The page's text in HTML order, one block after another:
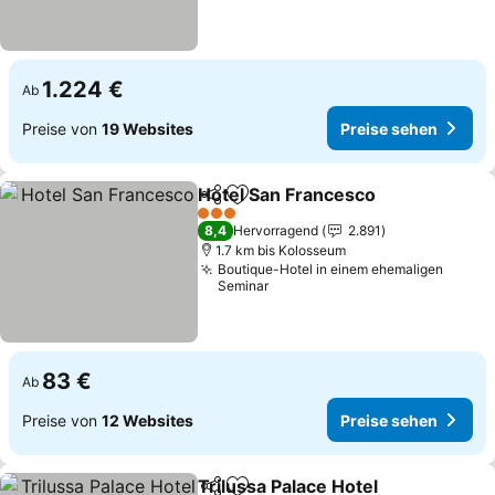
Ab 1.224 €
Preise von 19 Websites Preise sehen
TeilenZu Favoriten hinzufügen
Hotel San Francesco
3 Sterne
8,4 Hervorragend
2.891
1.7 km bis Kolosseum
Boutique-Hotel in einem ehemaligen
Seminar
Ab 83 €
Preise von 12 Websites Preise sehen
Trilussa Palace Hotel